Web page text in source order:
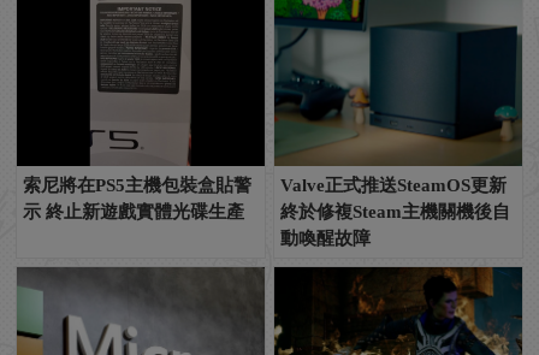
索尼將在PS5主機包裝盒貼警
示 終止新遊戲實體光碟生產
Valve正式推送SteamOS更新
終於修複Steam主機關機後自
動喚醒故障